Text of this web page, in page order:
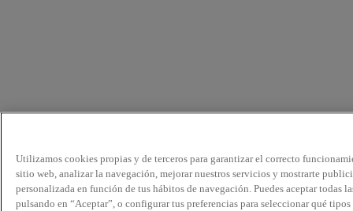
Utilizamos cookies propias y de terceros para garantizar el correcto
sitio web, analizar la navegación, mejorar nuestros servicios y mostrarte
personalizada en función de tus hábitos de navegación. Puedes aceptar todas
pulsando en “Aceptar”, o configurar tus preferencias para seleccionar qué tipos